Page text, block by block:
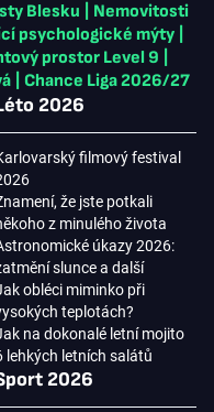
Blesku
Nemovitosti
psychologické mýty
prostor Level 9
Chance Liga 2026/27
2026
filmový festival
že jste potkali
z minulého života
úkazy 2026:
slunce a další
obléci miminko při
teplotách?
na dokonalé letní mojito
lehkých letních salátů
2026